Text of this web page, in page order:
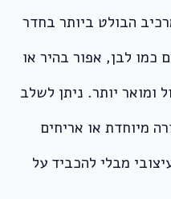
הבולט ביותר בחדר
כמו לבן, אפור בהיר או
ומואר יותר. ניתן לשלב
מיוחדת או אריחים
מבלי להכביד על